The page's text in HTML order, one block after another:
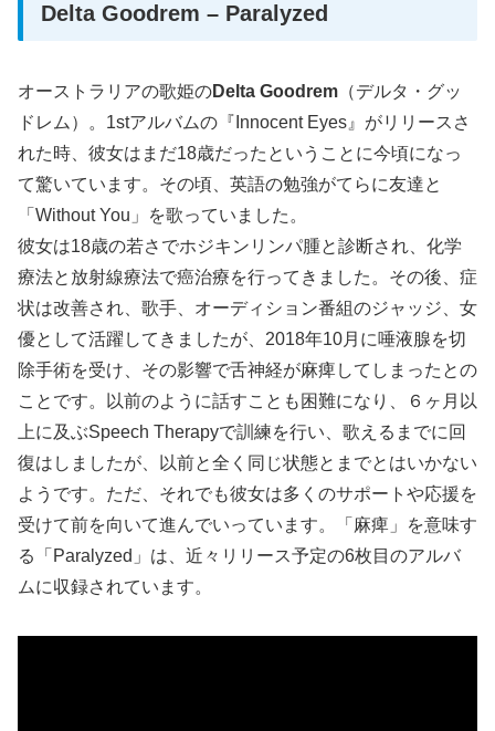
Delta Goodrem – Paralyzed
オーストラリアの歌姫のDelta Goodrem （デルタ・グッ
ドレム）。1stアルバムの『Innocent Eyes』がリリースさ
れた時、彼女はまだ18歳だったということに今頃になっ
て驚いています。その頃、英語の勉強がてらに友達と
「Without You」を歌っていました。
彼女は18歳の若さでホジキンリンパ腫と診断され、化学
療法と放射線療法で癌治療を行ってきました。その後、症
状は改善され、歌手、オーディション番組のジャッジ、女
優として活躍してきましたが、2018年10月に唾液腺を切
除手術を受け、その影響で舌神経が麻痺してしまったとの
ことです。以前のように話すことも困難になり、６ヶ月以
上に及ぶSpeech Therapyで訓練を行い、歌えるまでに回
復はしましたが、以前と全く同じ状態とまでとはいかない
ようです。ただ、それでも彼女は多くのサポートや応援を
受けて前を向いて進んでいっています。「麻痺」を意味す
る「Paralyzed」は、近々リリース予定の6枚目のアルバ
ムに収録されています。